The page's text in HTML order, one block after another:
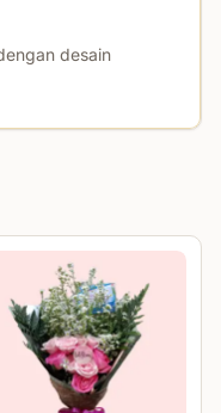
desain